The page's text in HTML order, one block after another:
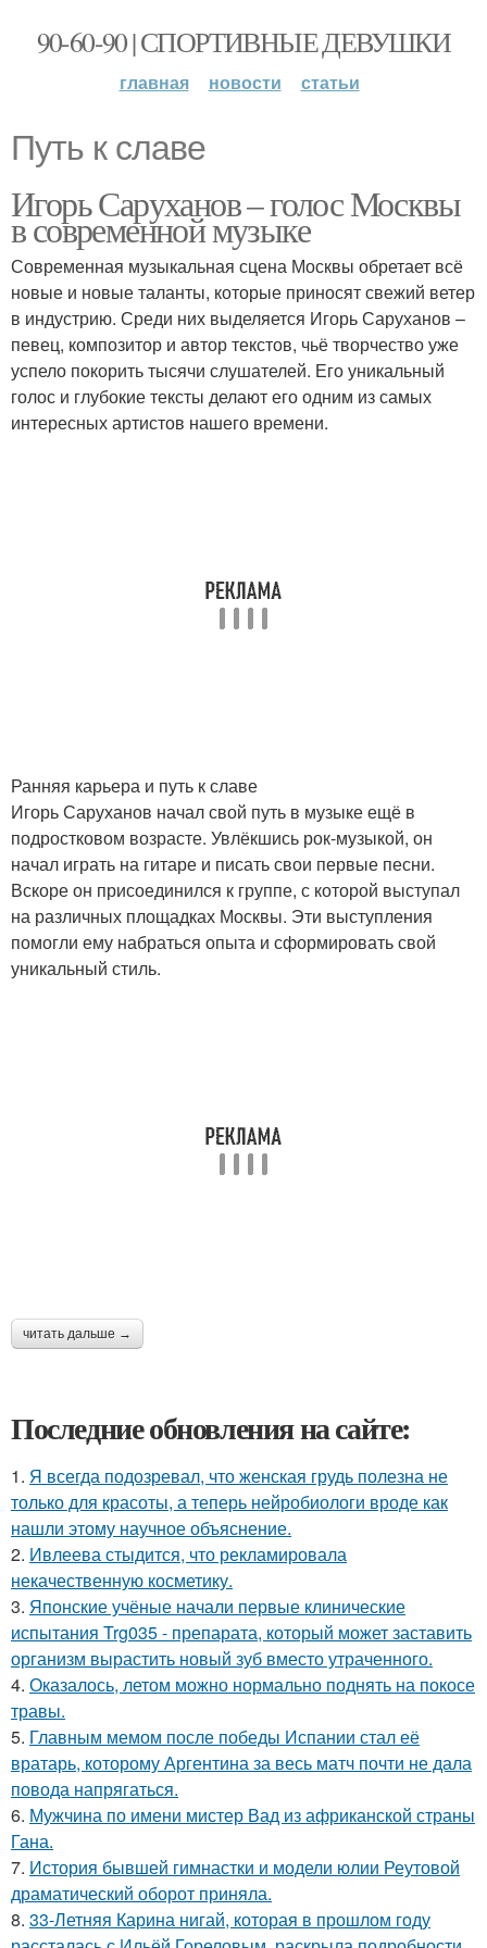
90-60-90 | СПОРТИВНЫЕ ДЕВУШКИ
главная новости статьи
Путь к славе
Игорь Саруханов – голос Москвы
в современной музыке
Современная музыкальная сцена Москвы обретает всё
новые и новые таланты, которые приносят свежий ветер
в индустрию. Среди них выделяется Игорь Саруханов –
певец, композитор и автор текстов, чьё творчество уже
успело покорить тысячи слушателей. Его уникальный
голос и глубокие тексты делают его одним из самых
интересных артистов нашего времени.
Ранняя карьера и путь к славе
Игорь Саруханов начал свой путь в музыке ещё в
подростковом возрасте. Увлёкшись рок-музыкой, он
начал играть на гитаре и писать свои первые песни.
Вскоре он присоединился к группе, с которой выступал
на различных площадках Москвы. Эти выступления
помогли ему набраться опыта и сформировать свой
уникальный стиль.
читать дальше →
Последние обновления на сайте:
1. Я всегда подозревал, что женская грудь полезна не
только для красоты, а теперь нейробиологи вроде как
нашли этому научное объяснение.
2. Ивлеева стыдится, что рекламировала
некачественную косметику.
3. Японские учёные начали первые клинические
испытания Trg035 - препарата, который может заставить
организм вырастить новый зуб вместо утраченного.
4. Оказалось, летом можно нормально поднять на покосе
травы.
5. Главным мемом после победы Испании стал её
вратарь, которому Аргентина за весь матч почти не дала
повода напрягаться.
6. Мужчина по имени мистер Вад из африканской страны
Гана.
7. История бывшей гимнастки и модели юлии Реутовой
драматический оборот приняла.
8. 33-Летняя Карина нигай, которая в прошлом году